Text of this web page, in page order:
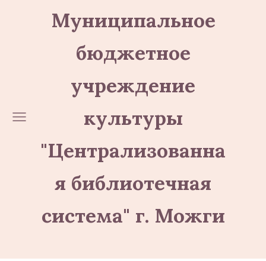
Муниципальное
бюджетное
учреждение
культуры
"Централизованна
я библиотечная
система" г. Можги